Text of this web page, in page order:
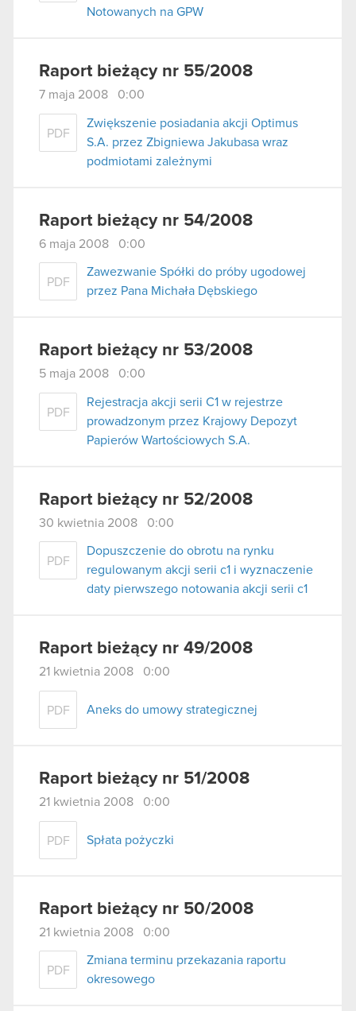
Notowanych na GPW
Raport bieżący nr 55/2008
7 maja 2008 0:00
PDF
Zwiększenie posiadania akcji Optimus
S.A. przez Zbigniewa Jakubasa wraz
podmiotami zależnymi
Raport bieżący nr 54/2008
6 maja 2008 0:00
PDF
Zawezwanie Spółki do próby ugodowej
przez Pana Michała Dębskiego
Raport bieżący nr 53/2008
5 maja 2008 0:00
PDF
Rejestracja akcji serii C1 w rejestrze
prowadzonym przez Krajowy Depozyt
Papierów Wartościowych S.A.
Raport bieżący nr 52/2008
30 kwietnia 2008 0:00
PDF
Dopuszczenie do obrotu na rynku
regulowanym akcji serii c1 i wyznaczenie
daty pierwszego notowania akcji serii c1
Raport bieżący nr 49/2008
21 kwietnia 2008 0:00
PDF Aneks do umowy strategicznej
Raport bieżący nr 51/2008
21 kwietnia 2008 0:00
PDF Spłata pożyczki
Raport bieżący nr 50/2008
21 kwietnia 2008 0:00
PDF
Zmiana terminu przekazania raportu
okresowego